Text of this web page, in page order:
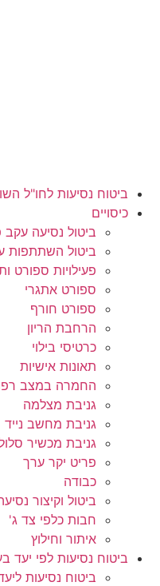
ביטוח נסיעות לחו"ל
כיסויים
ביטול נסיעה
ביטול השתתפות
פעילויות ספורט
ספורט אתגרי
ספורט חורף
הרחבת הריון
כרטיסי בילוי
תאונות אישיות
החמרה במצב
גניבת מצלמה
גניבת מחשב נייד
גניבת מכשיר
פריט יקר ערך
כבודה
ביטול וקיצור
חבות כלפי צד ג'
איתור וחילוץ
ביטוח נסיעות לפי יעד
ביטוח נסיעות